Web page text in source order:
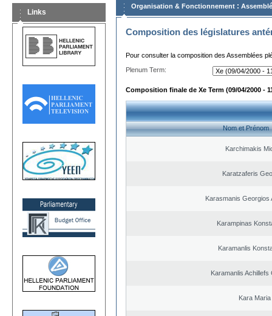
Links
Organisation & Fonctionnement :
Composition des législatures
Pour consulter la composition des Assemblées
Plenum Term:
Composition finale de Xe Term (09/04/2000 -
Nom et Prénom
Karchimakis
Karatzaferis
Karasmanis Georgios
Karampinas
Karamanlis
Karamanlis Achillefs
Kara Maria